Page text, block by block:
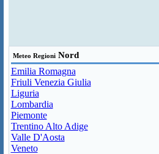
Meteo RegioniNord
Emilia Romagna
Friuli Venezia Giulia
Liguria
Lombardia
Piemonte
Trentino Alto Adige
Valle D'Aosta
Veneto